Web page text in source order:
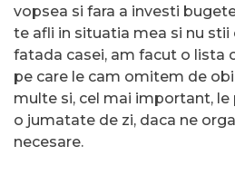
vopsea si fara a investi
te afli in situatia mea si nu stii
fatada casei, am facut o lista
pe care le cam omitem de
multe si, cel mai important,
o jumatate de zi, daca ne
necesare.